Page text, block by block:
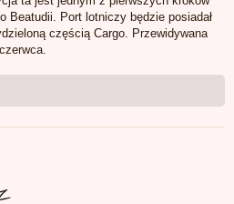
Beatudii. Port lotniczy będzie posiadał
częścią Cargo. Przewidywana